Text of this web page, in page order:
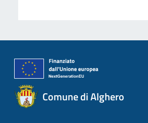
Comune di Alghero